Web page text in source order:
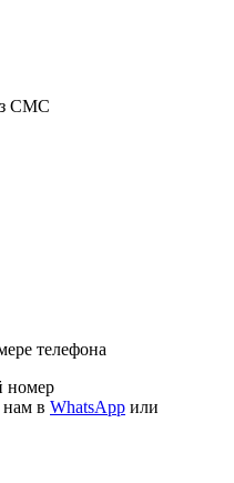
СМС
телефона
номер
в WhatsApp или